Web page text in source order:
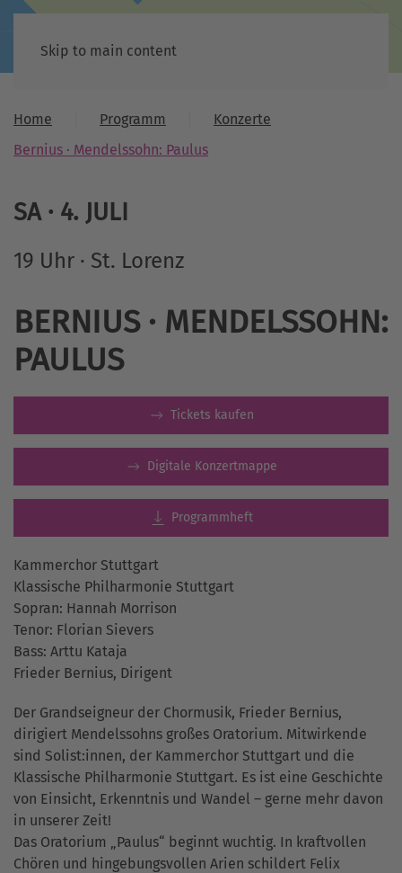
Skip to main content
Home Programm
Konzerte
Bernius · Mendelssohn: Paulus
SA· 4. JULI
19 Uhr · St. Lorenz
BERNIUS · MENDELSSOHN:
PAULUS
Tickets kaufen
Digitale Konzertmappe
Programmheft
Kammerchor Stuttgart
Klassische Philharmonie Stuttgart
Sopran: Hannah Morrison
Tenor: Florian Sievers
Bass: Arttu Kataja
Frieder Bernius, Dirigent
Der Grandseigneur der Chormusik, Frieder Bernius,
dirigiert Mendelssohns großes Oratorium. Mitwirkende
sind Solist:innen, der Kammerchor Stuttgart und die
Klassische Philharmonie Stuttgart. Es ist eine Geschichte
von Einsicht, Erkenntnis und Wandel – gerne mehr davon
in unserer Zeit!
Das Oratorium „Paulus“ beginnt wuchtig. In kraftvollen
Chören und hingebungsvollen Arien schildert Felix